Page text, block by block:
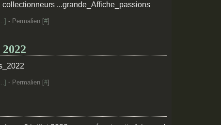
...grande_Affiche_passions
] - Permalien [#]
] - Permalien [#]